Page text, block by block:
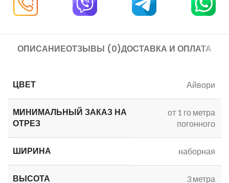
ОПИСАНИЕОТЗЫВЫ (0)ДОСТАВКА И ОПЛАТА
ЦВЕТ Айвори
МИНИМАЛЬНЫЙ ЗАКАЗ НА
ОТРЕЗ
от 1 го метра
погонного
ШИРИНА наборная
ВЫСОТА 3 метра